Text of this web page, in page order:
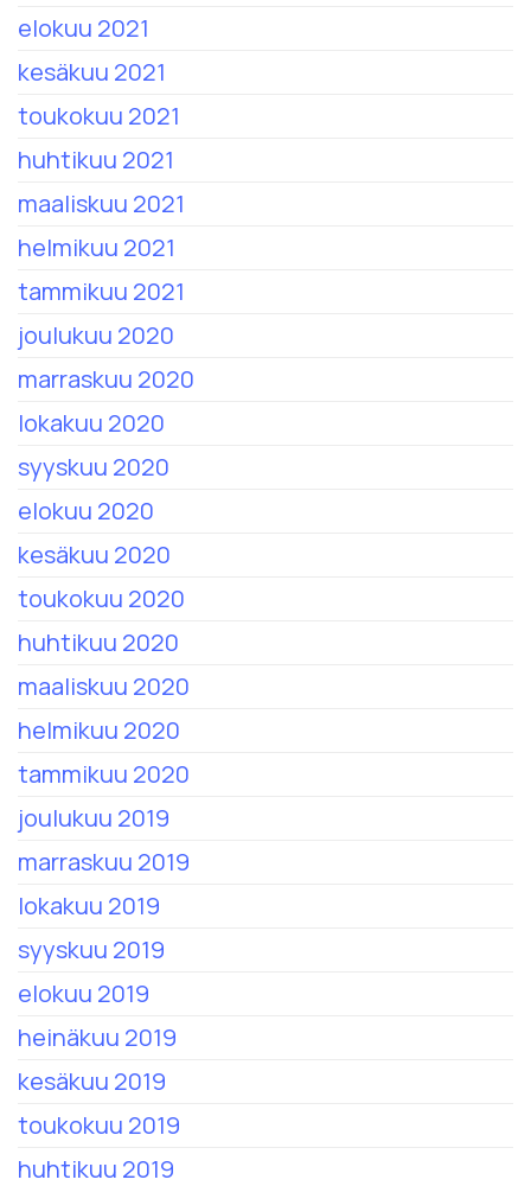
elokuu 2021
kesäkuu 2021
toukokuu 2021
huhtikuu 2021
maaliskuu 2021
helmikuu 2021
tammikuu 2021
joulukuu 2020
marraskuu 2020
lokakuu 2020
syyskuu 2020
elokuu 2020
kesäkuu 2020
toukokuu 2020
huhtikuu 2020
maaliskuu 2020
helmikuu 2020
tammikuu 2020
joulukuu 2019
marraskuu 2019
lokakuu 2019
syyskuu 2019
elokuu 2019
heinäkuu 2019
kesäkuu 2019
toukokuu 2019
huhtikuu 2019